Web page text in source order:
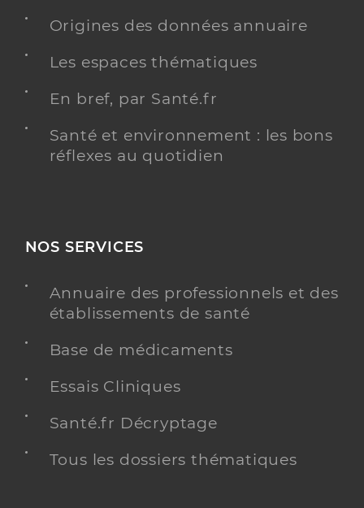
Origines des données annuaire
Les espaces thématiques
En bref, par Santé.fr
Santé et environnement : les bons
réflexes au quotidien
NOS SERVICES
Annuaire des professionnels et des
établissements de santé
Base de médicaments
Essais Cliniques
Santé.fr Décryptage
Tous les dossiers thématiques